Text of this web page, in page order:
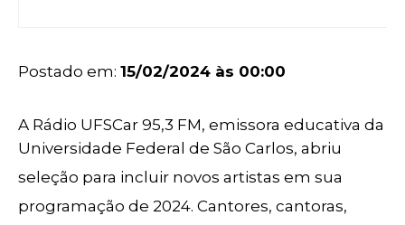
Postado em: 15/02/2024 às 00:00
A Rádio UFSCar 95,3 FM, emissora educativa da
Universidade Federal de São Carlos, abriu
seleção para incluir novos artistas em sua
programação de 2024. Cantores, cantoras,